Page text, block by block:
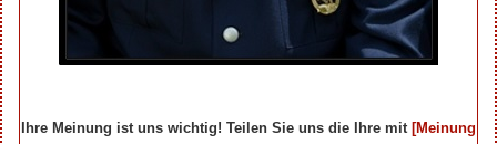
Ihre Meinung ist uns wichtig! Teilen Sie uns die Ihre mit [Meinung